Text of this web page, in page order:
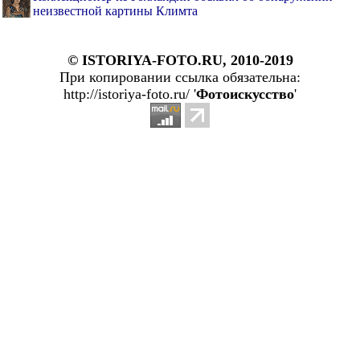
неизвестной картины Климта
© ISTORIYA-FOTO.RU, 2010-2019
При копировании ссылка обязательна:
http://istoriya-foto.ru/ 'Фотоискусство'